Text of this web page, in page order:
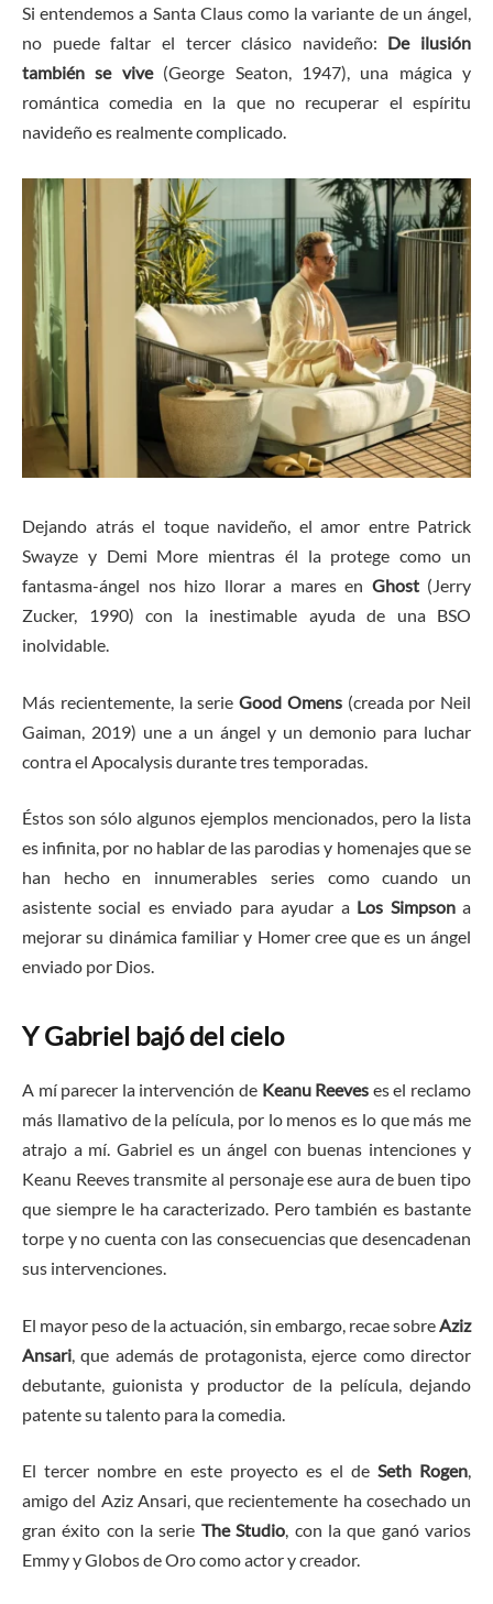
Si entendemos a Santa Claus como la variante de un ángel,
no puede faltar el tercer clásico navideño: De ilusión
también se vive(George Seaton, 1947), una mágica y
romántica comedia en la que no recuperar el espíritu
navideño es realmente complicado.
Dejando atrás el toque navideño, el amor entre Patrick
Swayze y Demi More mientras él la protege como un
fantasma-ángel nos hizo llorar a mares en Ghost(Jerry
Zucker, 1990) con la inestimable ayuda de una BSO
inolvidable.
Más recientemente, la serie Good Omens(creada por Neil
Gaiman, 2019) une a un ángel y un demonio para luchar
contra el Apocalysis durante tres temporadas.
Éstos son sólo algunos ejemplos mencionados, pero la lista
es infinita, por no hablar de las parodias y homenajes que se
han hecho en innumerables series como cuando un
asistente social es enviado para ayudar a Los Simpsona
mejorar su dinámica familiar y Homer cree que es un ángel
enviado por Dios.
Y Gabriel bajó del cielo
A mí parecer la intervención de Keanu Reeves es el reclamo
más llamativo de la película, por lo menos es lo que más me
atrajo a mí. Gabriel es un ángel con buenas intenciones y
Keanu Reeves transmite al personaje ese aura de buen tipo
que siempre le ha caracterizado. Pero también es bastante
torpe y no cuenta con las consecuencias que desencadenan
sus intervenciones.
El mayor peso de la actuación, sin embargo, recae sobreAziz
Ansari, que además de protagonista, ejerce como director
debutante, guionista y productor de la película, dejando
patente su talento para la comedia.
El tercer nombre en este proyecto es el de Seth Rogen,
amigo del Aziz Ansari, que recientemente ha cosechado un
gran éxito con la serie The Studio, con la que ganó varios
Emmy y Globos de Oro como actor y creador.